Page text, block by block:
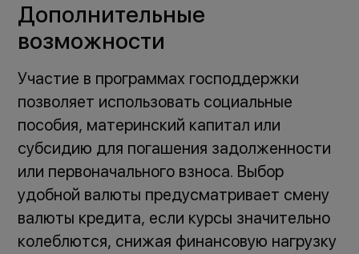
Дополнительные
возможности
Участие в программах господдержки
позволяет использовать социальные
пособия, материнский капитал или
субсидию для погашения задолженности
или первоначального взноса. Выбор
удобной валюты предусматривает смену
валюты кредита, если курсы значительно
колеблются, снижая финансовую нагрузку